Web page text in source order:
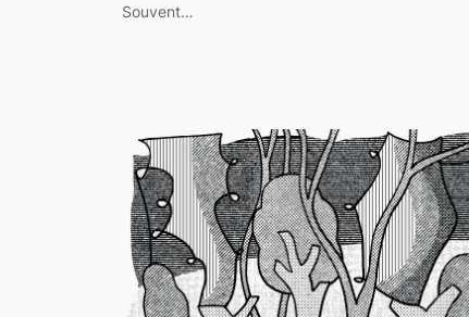
Souvent…